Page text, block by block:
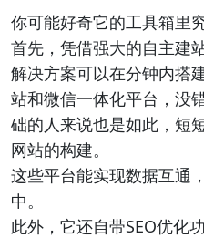
你可能好奇它的工具箱里
首先，凭借强大的自主建
解决方案可以在分钟内搭
站和微信一体化平台，没
础的人来说也是如此，短
网站的构建。
这些平台能实现数据互通
中。
此外，它还自带SEO优化